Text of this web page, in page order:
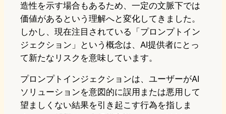
造性を示す場合もあるため、一定の文脈下では
価値があるという理解へと変化してきました。
しかし、現在注目されている「プロンプトイン
ジェクション」という概念は、AI提供者にとっ
て新たなリスクを意味しています。
プロンプトインジェクションは、ユーザーがAI
ソリューションを意図的に誤用または悪用して
望ましくない結果を引き起こす行為を指しま